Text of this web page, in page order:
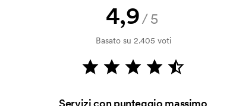
al momento della stampa.
da stampare. Se ripeti lo stesso
4,9/5
Basato su 2.405 voti